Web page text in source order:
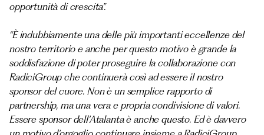
opportunità di crescita”.
“È indubbiamente una delle più importanti eccellenze del
nostro territorio e anche per questo motivo è grande la
soddisfazione di poter proseguire la collaborazione con
RadiciGroup che continuerà così ad essere il nostro
sponsor del cuore. Non è un semplice rapporto di
partnership, ma una vera e propria condivisione di valori.
Essere sponsor dell’Atalanta è anche questo. Ed è davvero